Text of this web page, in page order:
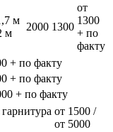
м
м
2000 1300
от
1300
+ по
факту
+ по факту
+ по факту
+ по факту
от 1500 /
от 5000